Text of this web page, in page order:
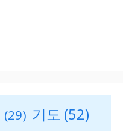
(29) 기도 (52)